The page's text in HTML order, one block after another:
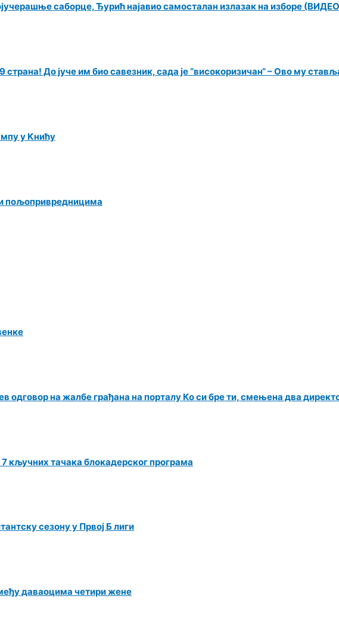
саборце, Ђурић најавио самосталан излазак на изборе
До јуче им био савезник, сада је “високоризичан“ – Ово му
у Книћу
пољопривредницима
одговор на жалбе грађана на порталу Ко си бре ти, смењена два
тачака блокадерског програма
сезону у Првој Б лиги
даваоцима четири жене